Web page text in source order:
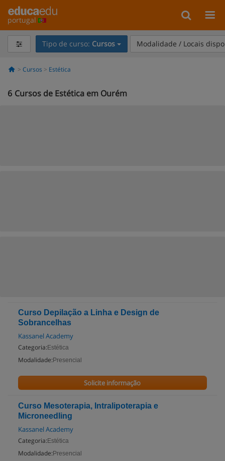
portugal
Tipo de curso: Cursos Modalidade / Locais
Cursos Estética
6 Cursos de Estética em Ourém
Curso Depilação a Linha e Design de
Sobrancelhas
Kassanel Academy
Categoria: Estética
Modalidade: Presencial
Solicite informação
Curso Mesoterapia, Intralipoterapia e
Microneedling
Kassanel Academy
Categoria: Estética
Modalidade: Presencial